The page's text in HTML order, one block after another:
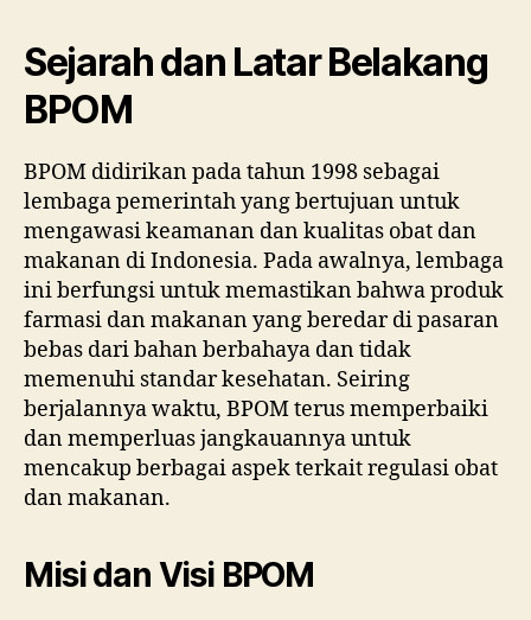
Sejarah dan Latar Belakang
BPOM
BPOM didirikan pada tahun 1998 sebagai
lembaga pemerintah yang bertujuan untuk
mengawasi keamanan dan kualitas obat dan
makanan di Indonesia. Pada awalnya, lembaga
ini berfungsi untuk memastikan bahwa produk
farmasi dan makanan yang beredar di pasaran
bebas dari bahan berbahaya dan tidak
memenuhi standar kesehatan. Seiring
berjalannya waktu, BPOM terus memperbaiki
dan memperluas jangkauannya untuk
mencakup berbagai aspek terkait regulasi obat
dan makanan.
Misi dan Visi BPOM